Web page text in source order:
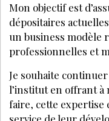
Mon objectif est
dépositaires
un business modèle
professionnelles et
Je souhaite
l’institut en offrant à
faire, cette expertise